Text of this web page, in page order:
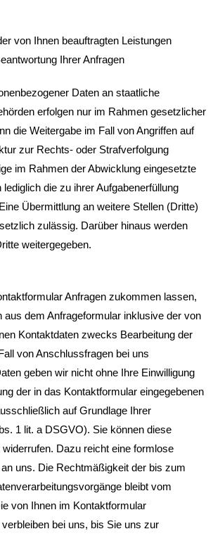
von Ihnen beauftragten Leistungen
Ihrer Anfragen
Daten an staatliche
erfolgen nur im Rahmen gesetzlicher
die Weitergabe im Fall von Angriffen auf
zur Rechts- oder Strafverfolgung
im Rahmen der Abwicklung eingesetzte
die zu ihrer Aufgabenerfüllung
Übermittlung an weitere Stellen (Dritte)
zulässig. Darüber hinaus werden
weitergegeben.
Anfragen zukommen lassen,
aus dem Anfrageformular inklusive der von
Kontaktdaten zwecks Bearbeitung der
von Anschlussfragen bei uns
geben wir nicht ohne Ihre Einwilligung
der in das Kontaktformular eingegebenen
auf Grundlage Ihrer
1 lit. a DSGVO). Sie können diese
widerrufen. Dazu reicht eine formlose
uns. Die Rechtmäßigkeit der bis zum
bleibt vom
von Ihnen im Kontaktformular
bei uns, bis Sie uns zur